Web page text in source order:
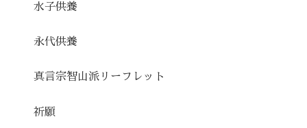
水子供養
永代供養
真言宗智山派リーフレット
祈願